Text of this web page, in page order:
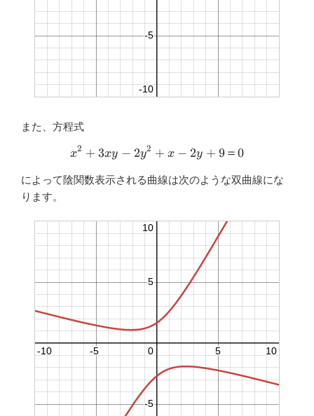
また、方程式
x^2+3xy-2y^2+x-2y+9＝0
x2 + 3xy − 2y2 + x − 2y + 9＝0
によって陰関数表示される曲線は次のような双曲線にな
ります。